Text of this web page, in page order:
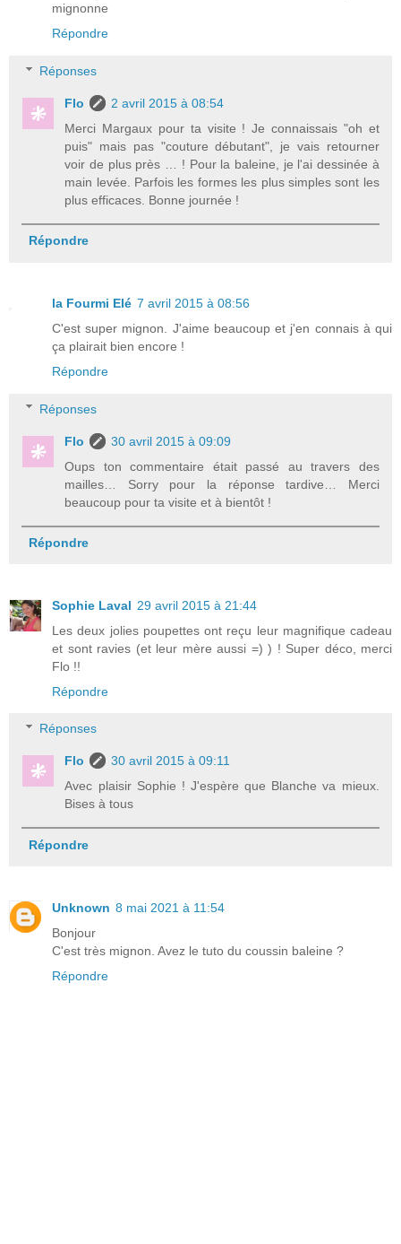
mignonne
Répondre
Réponses
Flo
2 avril 2015 à 08:54
Merci Margaux pour ta visite ! Je connaissais "oh et
puis" mais pas "couture débutant", je vais retourner
voir de plus près … ! Pour la baleine, je l'ai dessinée à
main levée. Parfois les formes les plus simples sont les
plus efficaces. Bonne journée !
Répondre
la Fourmi Elé 7 avril 2015 à 08:56
C'est super mignon. J'aime beaucoup et j'en connais à qui
ça plairait bien encore !
Répondre
Réponses
Flo
30 avril 2015 à 09:09
Oups ton commentaire était passé au travers des
mailles… Sorry pour la réponse tardive… Merci
beaucoup pour ta visite et à bientôt !
Répondre
Sophie Laval 29 avril 2015 à 21:44
Les deux jolies poupettes ont reçu leur magnifique cadeau
et sont ravies (et leur mère aussi =) ) ! Super déco, merci
Flo !!
Répondre
Réponses
Flo
30 avril 2015 à 09:11
Avec plaisir Sophie ! J'espère que Blanche va mieux.
Bises à tous
Répondre
Unknown 8 mai 2021 à 11:54
Bonjour
C'est très mignon. Avez le tuto du coussin baleine ?
Répondre